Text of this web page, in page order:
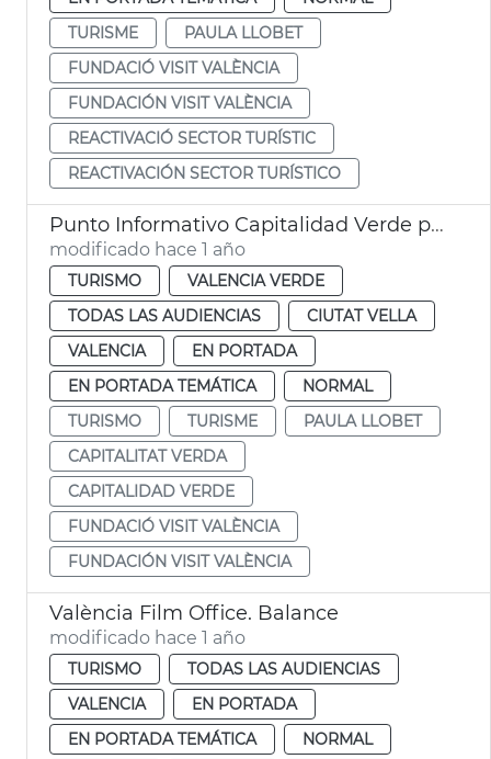
TURISME
PAULA LLOBET
FUNDACIÓ VISIT VALÈNCIA
FUNDACIÓN VISIT VALÈNCIA
REACTIVACIÓ SECTOR TURÍSTIC
REACTIVACIÓN SECTOR TURÍSTICO
Punto Informativo Capitalidad Verde plaza de la Reina
modificado hace 1 año
TURISMO
VALENCIA VERDE
TODAS LAS AUDIENCIAS
CIUTAT VELLA
VALENCIA
EN PORTADA
EN PORTADA TEMÁTICA
NORMAL
TURISMO
TURISME
PAULA LLOBET
CAPITALITAT VERDA
CAPITALIDAD VERDE
FUNDACIÓ VISIT VALÈNCIA
FUNDACIÓN VISIT VALÈNCIA
València Film Office. Balance
modificado hace 1 año
TURISMO
TODAS LAS AUDIENCIAS
VALENCIA
EN PORTADA
EN PORTADA TEMÁTICA
NORMAL